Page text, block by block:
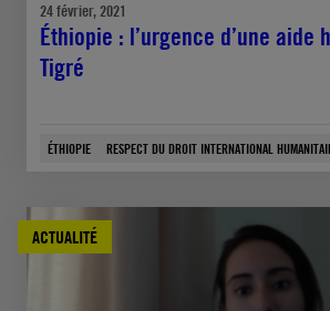
24 février, 2021
Éthiopie : l’urgence d’une aide
Tigré
ÉTHIOPIE RESPECT DU DROIT INTERNATIONAL
ACTUALITÉ